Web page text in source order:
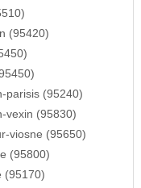
(95420)
parisis (95240)
vexin (95830)
viosne (95650)
(95800)
(95170)